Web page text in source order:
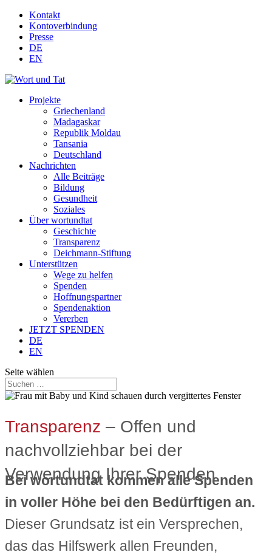
Kontakt
Kontoverbindung
Presse
DE
EN
Projekte
Griechenland
Madagaskar
Republik Moldau
Tansania
Deutschland
Nachrichten
Alle Beiträge
Bildung
Gesundheit
Soziales
Über wortundtat
Geschichte
Transparenz
Deichmann-Stiftung
Unterstützen
Wege zu helfen
Spenden
Hoffnungspartner
Spendenaktion
Vererben
JETZT SPENDEN
DE
EN
Seite wählen
Transparenz – Offen und
nachvollziehbar bei der
Verwendung Ihrer Spenden
Bei wortundtat kommen alle Spenden
in voller Höhe bei den Bedürftigen an.
Dieser Grundsatz ist ein Versprechen,
das das Hilfswerk allen Freunden,